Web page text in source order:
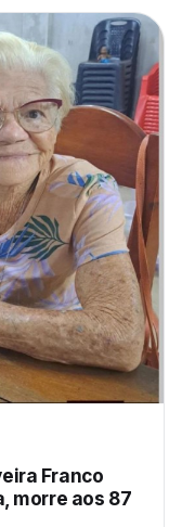
Franco
morre aos 87